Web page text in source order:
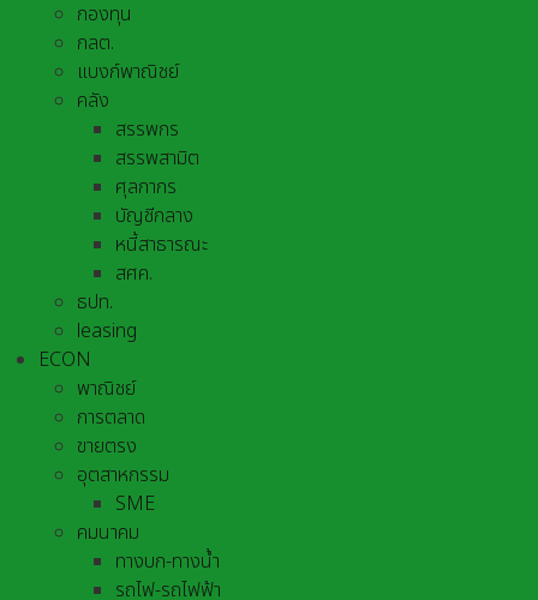
กองทุน
กลต.
แบงก์พาณิชย์
คลัง
สรรพกร
สรรพสามิต
ศุลกากร
บัญชีกลาง
หนี้สาธารณะ
สศค.
ธปท.
leasing
ECON
พาณิชย์
การตลาด
ขายตรง
อุตสาหกรรม
SME
คมนาคม
ทางบก-ทางน้ำ
รถไฟ-รถไฟฟ้า